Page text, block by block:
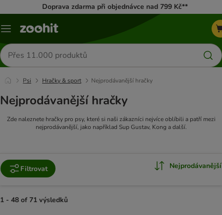
Doprava zdarma při objednávce nad 799 Kč**
Menu
Hledat
produkty
Psi Hračky & sport Nejprodávanější hračky
Nejprodávanější hračky
Zde naleznete hračky pro psy, které si naši zákazníci nejvíce oblíbili a patří mezi
nejprodávanější, jako například Sup Gustav, Kong a další.
Filtrovat Nejprodávanější
1 - 48 of 71 výsledků